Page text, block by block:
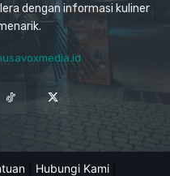
dengan informasi kuliner
Hubungi Kami